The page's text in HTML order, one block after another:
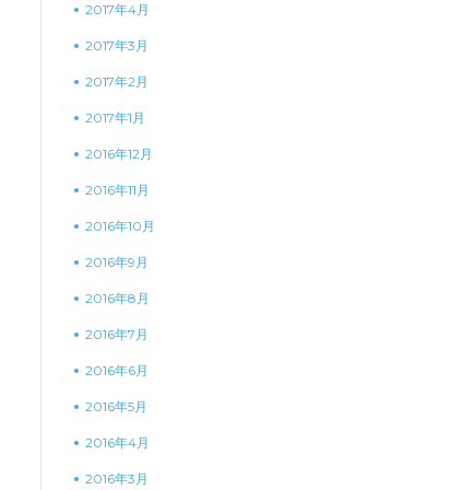
2017年4月
2017年3月
2017年2月
2017年1月
2016年12月
2016年11月
2016年10月
2016年9月
2016年8月
2016年7月
2016年6月
2016年5月
2016年4月
2016年3月